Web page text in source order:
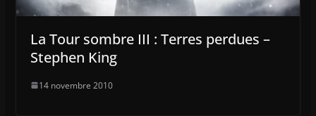
La Tour sombre III : Terres perdues –
Stephen King
14 novembre 2010